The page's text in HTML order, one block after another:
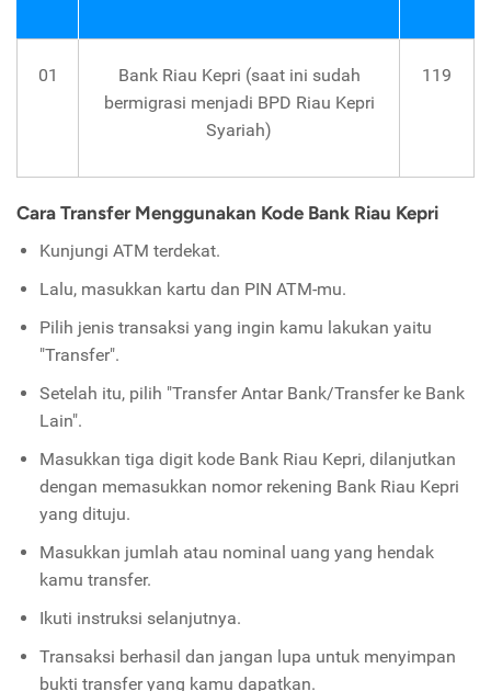
01
Bank Riau Kepri (saat ini sudah
bermigrasi menjadi BPD Riau Kepri
Syariah)
119
Cara Transfer Menggunakan Kode Bank Riau Kepri
Kunjungi ATM terdekat.
Lalu, masukkan kartu dan PIN ATM-mu.
Pilih jenis transaksi yang ingin kamu lakukan yaitu
"Transfer".
Setelah itu, pilih "Transfer Antar Bank/Transfer ke Bank
Lain".
Masukkan tiga digit kode Bank Riau Kepri, dilanjutkan
dengan memasukkan nomor rekening Bank Riau Kepri
yang dituju.
Masukkan jumlah atau nominal uang yang hendak
kamu transfer.
Ikuti instruksi selanjutnya.
Transaksi berhasil dan jangan lupa untuk menyimpan
bukti transfer yang kamu dapatkan.